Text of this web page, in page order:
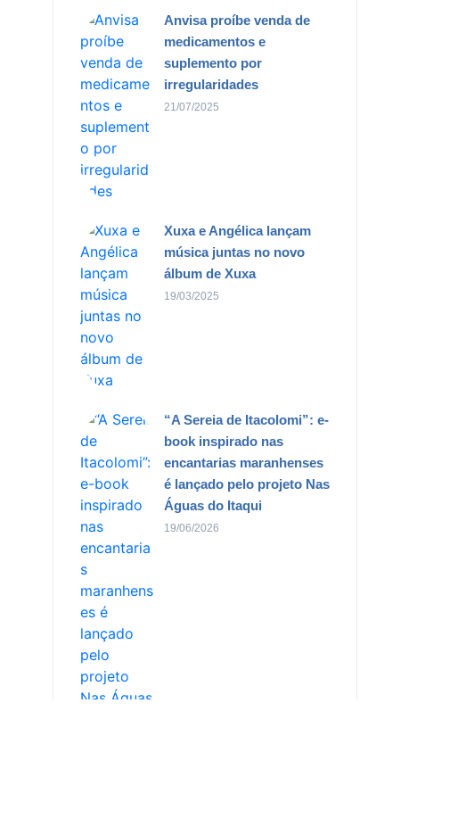
Anvisa proíbe venda de
medicamentos e
suplemento por
irregularidades
21/07/2025
Xuxa e Angélica lançam
música juntas no novo
álbum de Xuxa
19/03/2025
“A Sereia de Itacolomi”: e-
book inspirado nas
encantarias maranhenses
é lançado pelo projeto Nas
Águas do Itaqui
19/06/2026